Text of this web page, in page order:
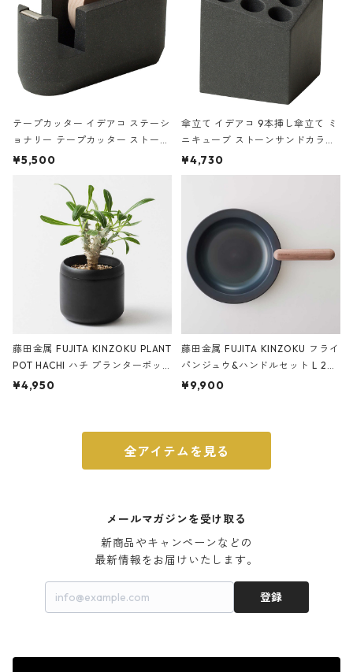
テープカッター イデアコ ステーシ
ョナリー テープカッター ストーン
サンドカラー 石調 ideaco Station
¥5,500
傘立て イデアコ 9本挿し傘立て ミ
ニキューブ ストーンサンドカラー
石調 ideaco Umbrella Stand CUB
E ストーンサンドブラック
¥4,730
藤田金属 FUJITA KINZOKU PLANT
POT HACHI ハチ プランターポッ
ト 3号 ブラック
¥4,950
藤田金属 FUJITA KINZOKU フライ
パンジュウ&ハンドルセット L 24c
m ガス火・IH対応 鉄フライパン
¥9,900
全アイテムを見る
メールマガジンを受け取る
新商品やキャンペーンなどの
最新情報をお届けいたします。
登録